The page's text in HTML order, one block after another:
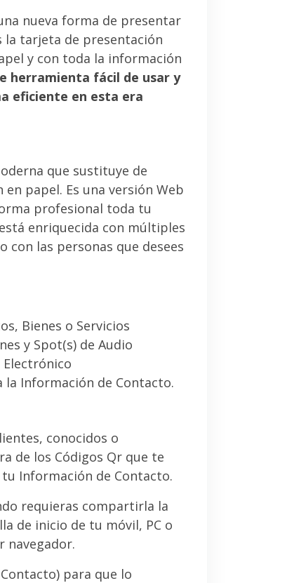
nueva forma de presentar
la tarjeta de presentación
y con toda la información
herramienta fácil de usar y
eficiente en esta era
que sustituye de
papel. Es una versión Web
profesional toda tu
enriquecida con múltiples
las personas que desees
Bienes o Servicios
y Spot(s) de Audio
Electrónico
la Información de Contacto.
conocidos o
de los Códigos Qr que te
Información de Contacto.
requieras compartirla la
de inicio de tu móvil, PC o
navegador.
para que lo